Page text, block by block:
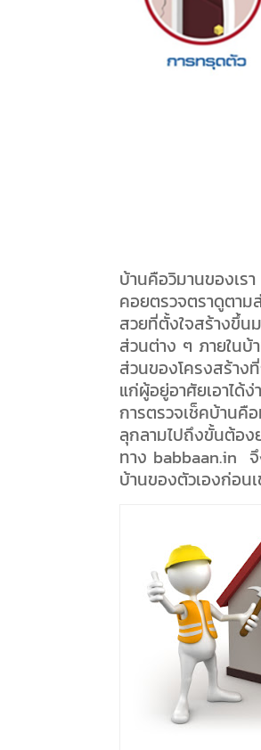
บ้านคือวิมานของเ
คอยตรวจตราดูตาม
สวยที่ตั้งใจสร้างขึ้น
ส่วนต่าง ๆ ภายในบ้
ส่วนของโครงสร้าง
แก่ผู้อยู่อาศัยเอาได้
การตรวจเช็คบ้านคื
ลุกลามไปถึงขั้นต้อง
ทาง babbaan.in จึ
บ้านของตัวเองก่อน